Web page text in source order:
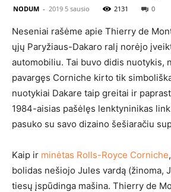
NODUM - 2019 5 sausio 2131 0
Neseniai rašėme apie Thierry de
ųjų Paryžiaus-Dakaro ralį norėjo
automobiliu. Tai buvo didis nuotykis,
pavargęs Corniche kirto tik
nuotykiai Dakare taip greitai ir
1984-aisias pašėlęs lenktyninikas
pasuko su savo dizaino šešiaračiu
Kaip ir minėtas Rolls-Royce Corniche
bolidas nešiojo Jules vardą (žinoma,
tiesų įspūdinga mašina. Thierry de